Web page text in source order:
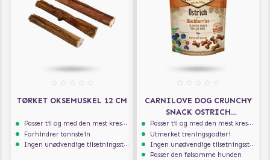
TØRKET OKSEMUSKEL 12 CM
Passer til og med den mest kresne hunden
Forhindrer tannstein
Ingen unødvendige tilsetningsstoffer
CARNILOVE DOG CRUNCHY
SNACK OSTRICH
BLACKBERRIES 200G
Passer til og med den mest kresne hunden
Utmerket treningsgodteri
Ingen unødvendige tilsetningsstoffer
Passer den følsomme hunden